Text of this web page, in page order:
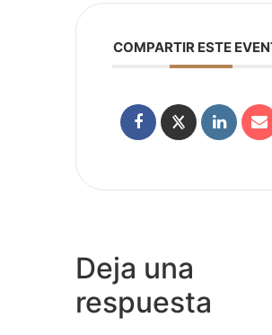
COMPARTIR ESTE
Deja una
respuesta